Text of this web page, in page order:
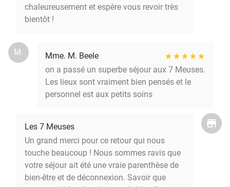
chaleureusement et espère vous revoir très
bientôt !
M.
Mme. M. Beele
on a passé un superbe séjour aux 7 Meuses.
Les lieux sont vraiment bien pensés et le
personnel est aux petits soins
Les 7 Meuses
Un grand merci pour ce retour qui nous
touche beaucoup ! Nous sommes ravis que
votre séjour ait été une vraie parenthèse de
bien-être et de déconnexion. Savoir que